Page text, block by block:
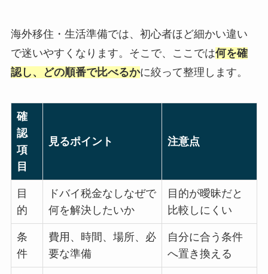
海外移住・生活準備では、初心者ほど細かい違い
で迷いやすくなります。そこで、ここでは何を確
認し、どの順番で比べるかに絞って整理します。
確
認
項
目
見るポイント 注意点
目
的
ドバイ税金なしなぜで
何を解決したいか
目的が曖昧だと
比較しにくい
条
件
費用、時間、場所、必
要な準備
自分に合う条件
へ置き換える